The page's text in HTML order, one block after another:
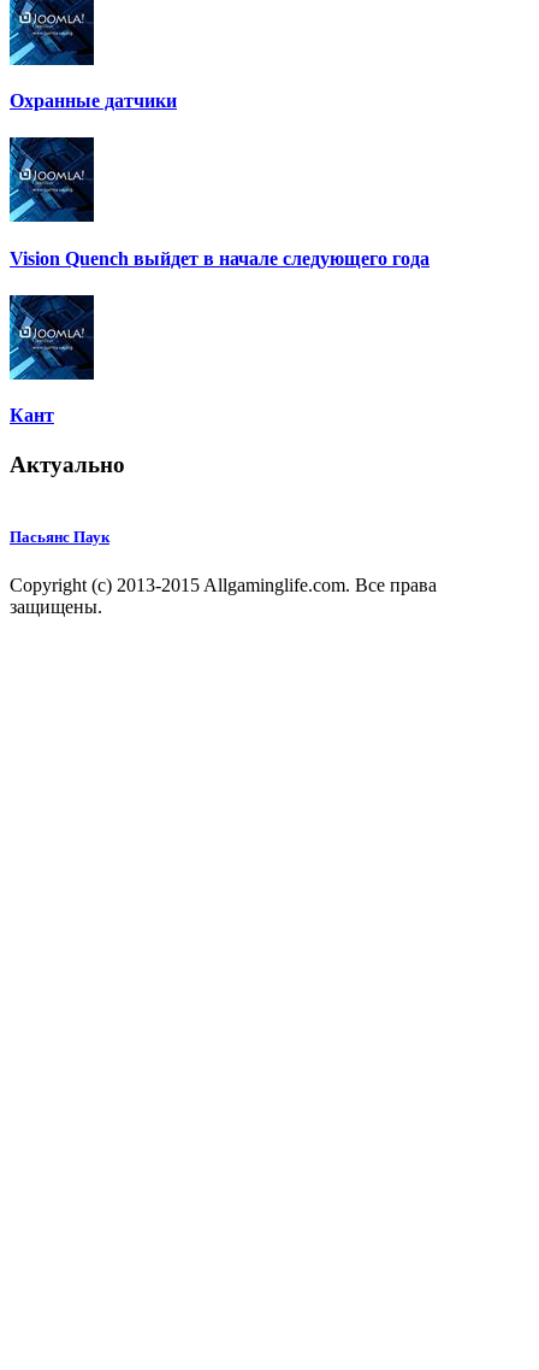
Охранные датчики
Vision Quench выйдет в начале следующего года
Кант
Актуально
Пасьянс Паук
Copyright (c) 2013-2015 Allgaminglife.com. Все права
защищены.